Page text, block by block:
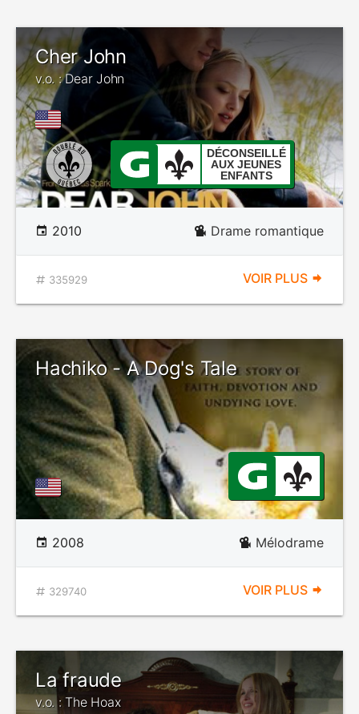
Cher John
v.o. : Dear John
DÉCONSEILLÉ
AUX JEUNES
ENFANTS
2010 Drame romantique
335929 VOIR PLUS
Hachiko - A Dog's Tale
2008 Mélodrame
329740 VOIR PLUS
La fraude
v.o. : The Hoax